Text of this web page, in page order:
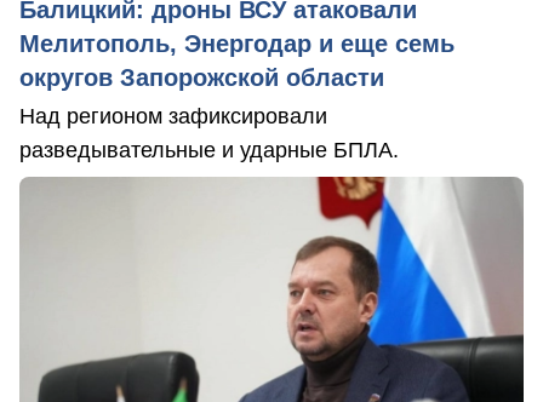
Балицкий: дроны ВСУ атаковали
Мелитополь, Энергодар и еще семь
округов Запорожской области
Над регионом зафиксировали
разведывательные и ударные БПЛА.